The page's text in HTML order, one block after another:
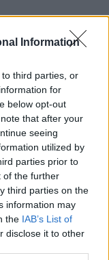
Information
third parties, or
for
below opt-out
that after your
seeing
utilized by
parties prior to
of the further
third parties on the
information may
the IAB’s List of
disclose it to other